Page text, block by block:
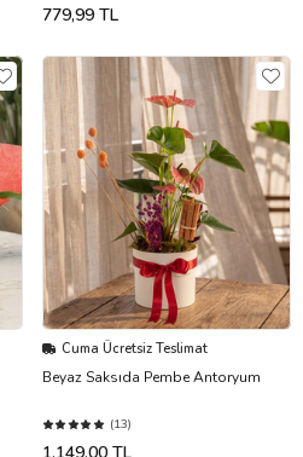
779,99 TL
Cuma Ücretsiz Teslimat
Beyaz Saksıda Pembe Antoryum
(13)